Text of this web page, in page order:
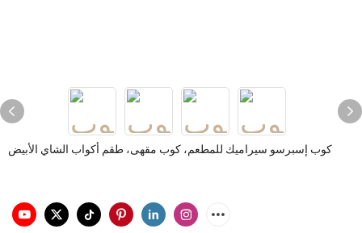
كوب إسبرسو سيراميك للمطعم، كوب مقهى، طقم أكواب الشاي الأبيض